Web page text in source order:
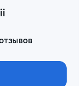
экзаменам и
✔ Обучение